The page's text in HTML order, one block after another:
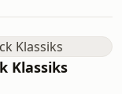
Klassiks